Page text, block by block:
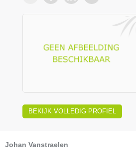
BEKIJK VOLLEDIG PROFIEL
Johan Vanstraelen